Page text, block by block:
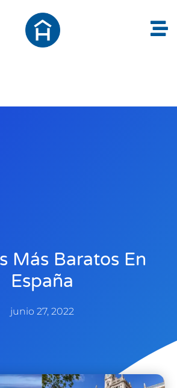
Más Baratos En
España
junio 27, 2022